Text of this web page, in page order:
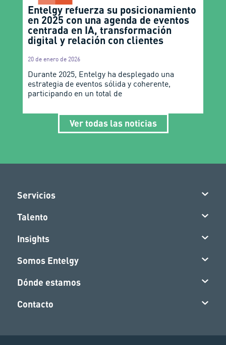
Entelgy refuerza su posicionamiento
en 2025 con una agenda de eventos
centrada en IA, transformación
digital y relación con clientes
20 de enero de 2026
Durante 2025, Entelgy ha desplegado una
estrategia de eventos sólida y coherente,
participando en un total de
Ver todas las noticias
Servicios
Talento
Insights
Somos Entelgy
Dónde estamos
Contacto